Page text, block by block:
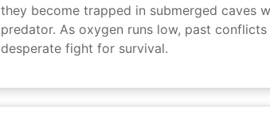
they become trapped in submerged caves
predator. As oxygen runs low, past
desperate fight for survival.